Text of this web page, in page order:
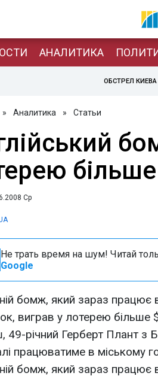
АНАЛИТИКА
ОБСТРЕЛ КИЕВА
» Аналитика » Статьи
Ср
Не трать время на шум! Читай
Google
бомж, який зараз працює
виграв у лотерею
49-річний Герберт Плант з
працюватиме в міському
бомж, який зараз працює